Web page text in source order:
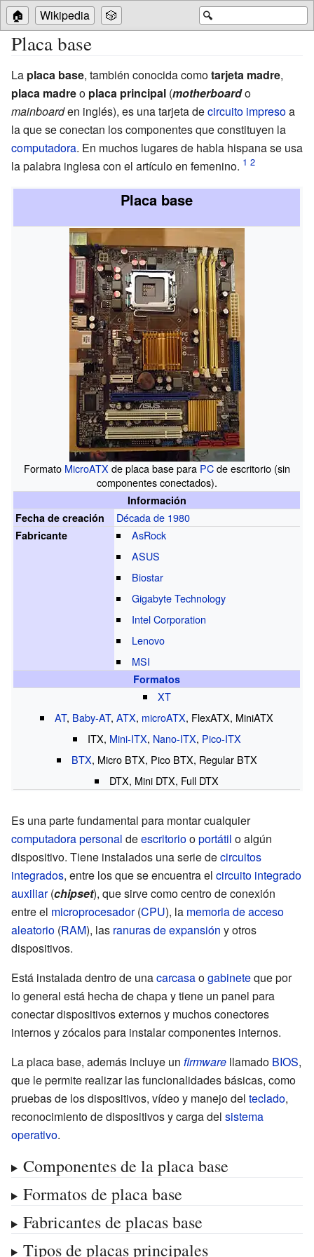
🔍
🏠 Wikipedia 🎲
Placa base
La placa base, también conocida comotarjeta madre,
placa madreo placa principal (motherboardo
mainboarden inglés), es una tarjeta decircuito impresoa
la que se conectan los componentes que constituyen la
computadora. En muchos lugares de habla hispana se usa
la palabra inglesa con el artículo en femenino.
Placa base
Formato MicroATX de placa base para PCde escritorio (sin
componentes conectados).
Información
Fecha de creación
Década de 1980
Fabricante
AsRock
ASUS
Biostar
Gigabyte Technology
Intel Corporation
Lenovo
MSI
Formatos
XT
AT, Baby-AT,ATX, microATX, FlexATX, MiniATX
ITX, Mini-ITX, Nano-ITX, Pico-ITX
BTX, Micro BTX, Pico BTX, Regular BTX
DTX, Mini DTX, Full DTX
Es una parte fundamental para montar cualquier
computadora personal deescritoriooportátil o algún
dispositivo. Tiene instalados una serie decircuitos
integrados, entre los que se encuentra el circuito integrado
auxiliar(chipset), que sirve como centro de conexión
entre el microprocesador(CPU), la memoria de acceso
aleatorio (RAM), las ranuras de expansión y otros
dispositivos.
Está instalada dentro de unacarcasaogabineteque por
lo general está hecha de chapa y tiene un panel para
conectar dispositivos externos y muchos conectores
internos y zócalos para instalar componentes internos.
La placa base, además incluye un firmware llamado BIOS,
que le permite realizar las funcionalidades básicas, como
pruebas de los dispositivos, vídeo y manejo del teclado,
reconocimiento de dispositivos y carga del sistema
operativo.
Componentes de la placa base
Formatos de placa base
Fabricantes de placas base
Tipos de placas principales